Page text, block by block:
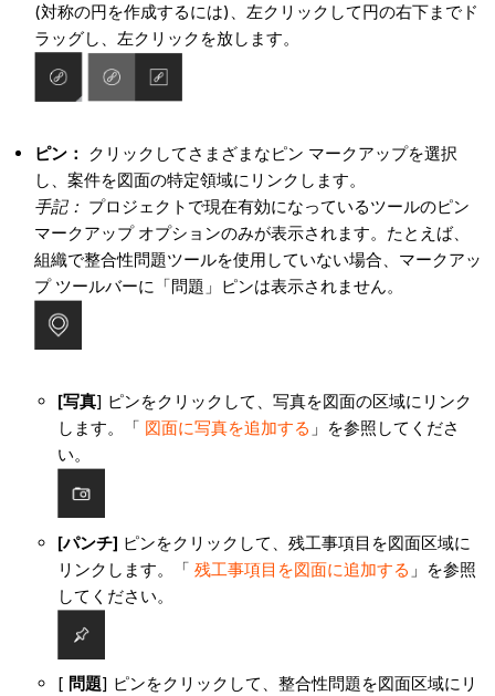
(対称の円を作成するには)、左クリックして円の右下までド
ラッグし、左クリックを放します。
ピン： クリックしてさまざまなピン マークアップを選択
し、案件を図面の特定領域にリンクします。
手記： プロジェクトで現在有効になっているツールのピン
マークアップ オプションのみが表示されます。たとえば、
組織で整合性問題ツールを使用していない場合、マークアッ
プ ツールバーに「問題」ピンは表示されません。
[写真] ピンをクリックして、写真を図面の区域にリンク
します。「 図面に写真を追加する 」を参照してくださ
い。
[パンチ] ピンをクリックして、残工事項目を図面区域に
リンクします。「残工事項目を図面に追加する 」を参照
してください。
[ 問題] ピンをクリックして、整合性問題を図面区域にリ